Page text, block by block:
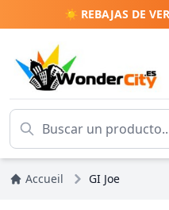
☀️ REBAJAS DE
Accueil GI Joe